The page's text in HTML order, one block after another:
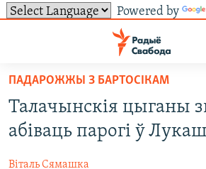
Powered by
ўнівэрсальнага
доступу
Перайсьці
да
галоўнага
УСЕ НАВІНЫ
ТОЛЬКІ НА СВАБОДЗЕ
ПАДАРОЖЖЫ З БАРТОСІКАМ
Талачынскія цыганы
абіваць парогі ў
Віталь Сямашка